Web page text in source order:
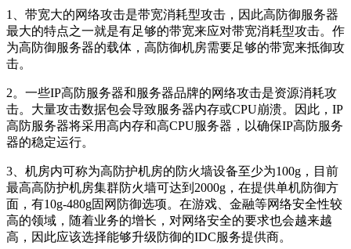
1、带宽大的网络攻击是带宽消耗型攻击，因此高防御服务器
最大的特点之一就是有足够的带宽来应对带宽消耗型攻击。作
为高防御服务器的载体，高防御机房需要足够的带宽来抵御攻
击。
2。一些IP高防服务器和服务器品牌的网络攻击是资源消耗攻
击。大量攻击数据包会导致服务器内存或CPU崩溃。因此，IP
高防服务器将采用高内存和高CPU服务器，以确保IP高防服务
器的稳定运行。
3、机房内可称为高防护机房的防火墙设备至少为100g，目前
最高高防护机房集群防火墙可达到2000g，在提供单机防御方
面，有10g-480g固网防御选项。在游戏、金融等网络安全性较
高的领域，随着业务的增长，对网络安全的要求也会越来越
高，因此应该选择能够升级防御的IDC服务提供商。